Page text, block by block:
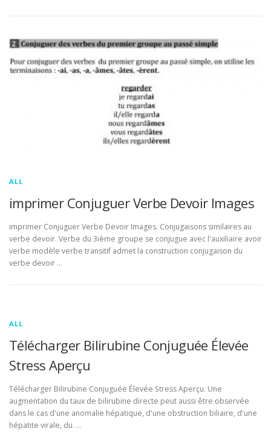
ALL
imprimer Conjuguer Verbe Devoir Images
imprimer Conjuguer Verbe Devoir Images. Conjugaisons similaires au
verbe devoir. Verbe du 3ième groupe se conjugue avec l'auxiliaire avoir
verbe modèle verbe transitif admet la construction conjugaison du
verbe devoir …
ALL
Télécharger Bilirubine Conjuguée Élevée
Stress Aperçu
Télécharger Bilirubine Conjuguée Élevée Stress Aperçu. Une
augmentation du taux de bilirubine directe peut aussi être observée
dans le cas d'une anomalie hépatique, d'une obstruction biliaire, d'une
hépatite virale, du. …